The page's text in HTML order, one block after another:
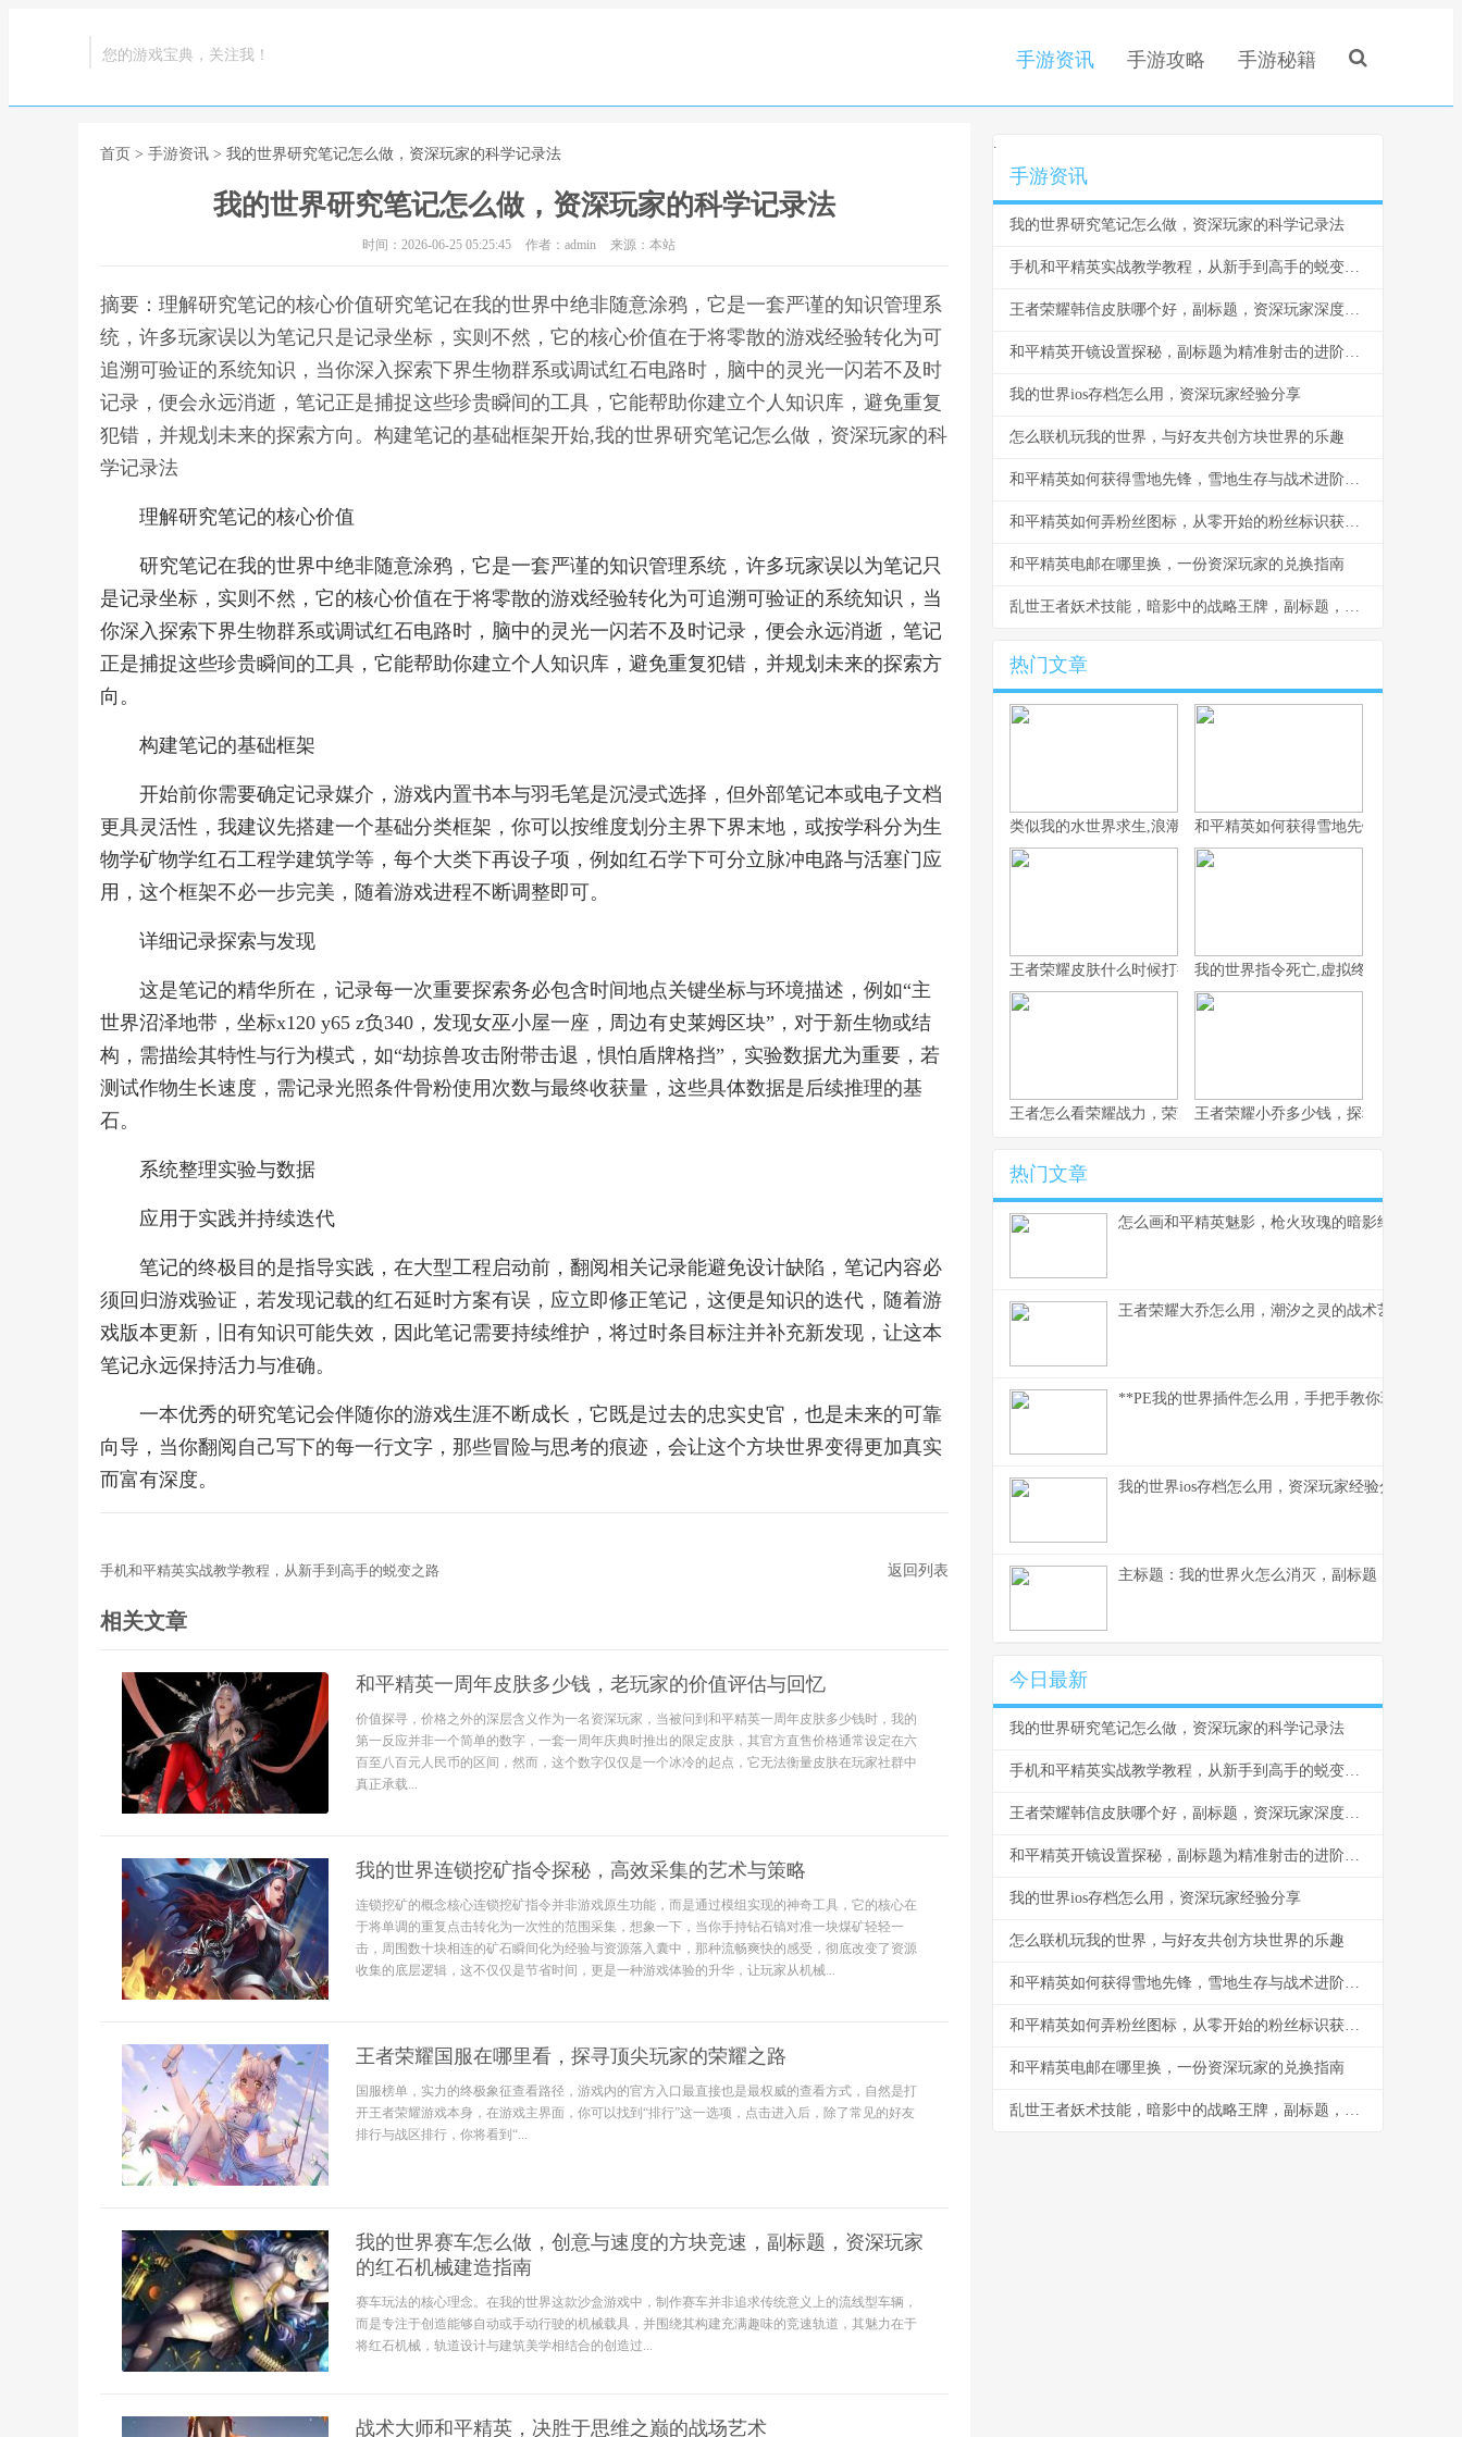
您的游戏宝典，关注我！ 手游资讯 手游攻略 手游秘籍
首页 > 手游资讯 > 我的世界研究笔记怎么做，资深玩家的科学记录法
我的世界研究笔记怎么做，资深玩家的科学记录法
时间：2026-06-25 05:25:45 作者：admin 来源：本站
摘要：理解研究笔记的核心价值研究笔记在我的世界中绝非随意涂鸦，它是一套严谨的知识管理系
统，许多玩家误以为笔记只是记录坐标，实则不然，它的核心价值在于将零散的游戏经验转化为可
追溯可验证的系统知识，当你深入探索下界生物群系或调试红石电路时，脑中的灵光一闪若不及时
记录，便会永远消逝，笔记正是捕捉这些珍贵瞬间的工具，它能帮助你建立个人知识库，避免重复
犯错，并规划未来的探索方向。构建笔记的基础框架开始,我的世界研究笔记怎么做，资深玩家的科
学记录法
理解研究笔记的核心价值
研究笔记在我的世界中绝非随意涂鸦，它是一套严谨的知识管理系统，许多玩家误以为笔记只
是记录坐标，实则不然，它的核心价值在于将零散的游戏经验转化为可追溯可验证的系统知识，当
你深入探索下界生物群系或调试红石电路时，脑中的灵光一闪若不及时记录，便会永远消逝，笔记
正是捕捉这些珍贵瞬间的工具，它能帮助你建立个人知识库，避免重复犯错，并规划未来的探索方
向。
构建笔记的基础框架
开始前你需要确定记录媒介，游戏内置书本与羽毛笔是沉浸式选择，但外部笔记本或电子文档
更具灵活性，我建议先搭建一个基础分类框架，你可以按维度划分主界下界末地，或按学科分为生
物学矿物学红石工程学建筑学等，每个大类下再设子项，例如红石学下可分立脉冲电路与活塞门应
用，这个框架不必一步完美，随着游戏进程不断调整即可。
详细记录探索与发现
这是笔记的精华所在，记录每一次重要探索务必包含时间地点关键坐标与环境描述，例如“主
世界沼泽地带，坐标x120 y65 z负340，发现女巫小屋一座，周边有史莱姆区块”，对于新生物或结
构，需描绘其特性与行为模式，如“劫掠兽攻击附带击退，惧怕盾牌格挡”，实验数据尤为重要，若
测试作物生长速度，需记录光照条件骨粉使用次数与最终收获量，这些具体数据是后续推理的基
石。
系统整理实验与数据
应用于实践并持续迭代
笔记的终极目的是指导实践，在大型工程启动前，翻阅相关记录能避免设计缺陷，笔记内容必
须回归游戏验证，若发现记载的红石延时方案有误，应立即修正笔记，这便是知识的迭代，随着游
戏版本更新，旧有知识可能失效，因此笔记需要持续维护，将过时条目标注并补充新发现，让这本
笔记永远保持活力与准确。
一本优秀的研究笔记会伴随你的游戏生涯不断成长，它既是过去的忠实史官，也是未来的可靠
向导，当你翻阅自己写下的每一行文字，那些冒险与思考的痕迹，会让这个方块世界变得更加真实
而富有深度。
手机和平精英实战教学教程，从新手到高手的蜕变之路 返回列表
相关文章
和平精英一周年皮肤多少钱，老玩家的价值评估与回忆
价值探寻，价格之外的深层含义作为一名资深玩家，当被问到和平精英一周年皮肤多少钱时，我的
第一反应并非一个简单的数字，一套一周年庆典时推出的限定皮肤，其官方直售价格通常设定在六
百至八百元人民币的区间，然而，这个数字仅仅是一个冰冷的起点，它无法衡量皮肤在玩家社群中
真正承载...
我的世界连锁挖矿指令探秘，高效采集的艺术与策略
连锁挖矿的概念核心连锁挖矿指令并非游戏原生功能，而是通过模组实现的神奇工具，它的核心在
于将单调的重复点击转化为一次性的范围采集，想象一下，当你手持钻石镐对准一块煤矿轻轻一
击，周围数十块相连的矿石瞬间化为经验与资源落入囊中，那种流畅爽快的感受，彻底改变了资源
收集的底层逻辑，这不仅仅是节省时间，更是一种游戏体验的升华，让玩家从机械...
王者荣耀国服在哪里看，探寻顶尖玩家的荣耀之路
国服榜单，实力的终极象征查看路径，游戏内的官方入口最直接也是最权威的查看方式，自然是打
开王者荣耀游戏本身，在游戏主界面，你可以找到“排行”这一选项，点击进入后，除了常见的好友
排行与战区排行，你将看到“...
我的世界赛车怎么做，创意与速度的方块竞速，副标题，资深玩家
的红石机械建造指南
赛车玩法的核心理念。在我的世界这款沙盒游戏中，制作赛车并非追求传统意义上的流线型车辆，
而是专注于创造能够自动或手动行驶的机械载具，并围绕其构建充满趣味的竞速轨道，其魅力在于
将红石机械，轨道设计与建筑美学相结合的创造过...
战术大师和平精英，决胜于思维之巅的战场艺术
.
手游资讯
我的世界研究笔记怎么做，资深玩家的科学记录法
手机和平精英实战教学教程，从新手到高手的蜕变之路
王者荣耀韩信皮肤哪个好，副标题，资深玩家深度解析皮肤选择之道
和平精英开镜设置探秘，副标题为精准射击的进阶钥匙
我的世界ios存档怎么用，资深玩家经验分享
怎么联机玩我的世界，与好友共创方块世界的乐趣
和平精英如何获得雪地先锋，雪地生存与战术进阶指南
和平精英如何弄粉丝图标，从零开始的粉丝标识获取指南，副标题，资深玩家带你解锁专属荣耀
和平精英电邮在哪里换，一份资深玩家的兑换指南
乱世王者妖术技能，暗影中的战略王牌，副标题，诡道制胜的终极艺术
热门文章
类似我的水世界求生,浪潮中的孤独与希望和平精英如何获得雪地先锋，雪地生存
王者荣耀皮肤什么时候打折，资深玩家揭秘折扣规律
我的世界指令死亡,虚拟终结与真实隐喻
王者怎么看荣耀战力，荣耀战力背后的玩家博弈
王者荣耀小乔多少钱，探秘获取成本与
热门文章
怎么画和平精英魅影，枪火玫瑰的暗影绘制指南
王者荣耀大乔怎么用，潮汐之灵的战术艺术与全局
**PE我的世界插件怎么用，手把手教你玩转插件
我的世界ios存档怎么用，资深玩家经验分享
主标题：我的世界火怎么消灭，副标题：资深玩家
今日最新
我的世界研究笔记怎么做，资深玩家的科学记录法
手机和平精英实战教学教程，从新手到高手的蜕变之路
王者荣耀韩信皮肤哪个好，副标题，资深玩家深度解析皮肤选择之道
和平精英开镜设置探秘，副标题为精准射击的进阶钥匙
我的世界ios存档怎么用，资深玩家经验分享
怎么联机玩我的世界，与好友共创方块世界的乐趣
和平精英如何获得雪地先锋，雪地生存与战术进阶指南
和平精英如何弄粉丝图标，从零开始的粉丝标识获取指南，副标题，资深玩家带你解锁专属荣耀
和平精英电邮在哪里换，一份资深玩家的兑换指南
乱世王者妖术技能，暗影中的战略王牌，副标题，诡道制胜的终极艺术